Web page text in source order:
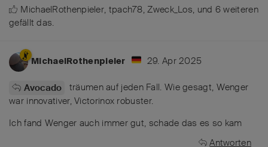
MichaelRothenpieler, tpach78,Zweck_Los, und 6 weiteren
gefällt das.
MichaelRothenpieler 29. Apr 2025
Avocado
träumen auf jeden Fall. Wie gesagt, Wenger
war innovativer, Victorinox robuster.
Ich fand Wenger auch immer gut, schade das es so kam
Antworten